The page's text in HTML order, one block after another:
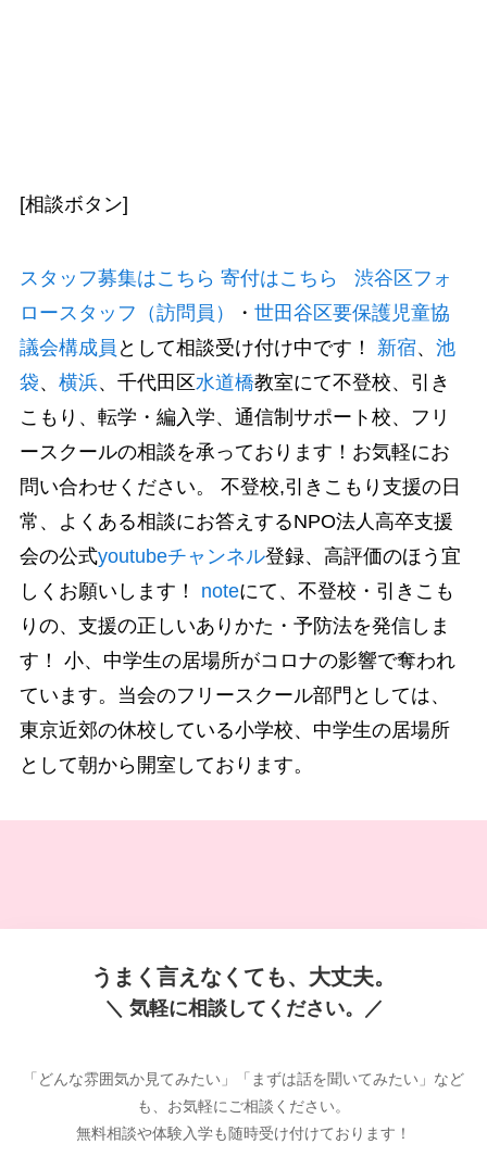
[相談ボタン]
スタッフ募集はこちら 寄付はこちら
渋谷区フォ
ロースタッフ（訪問員）
・ 世田谷区要保護児童協
議会構成員 として相談受け付け中です！ 新宿、 池
袋、 横浜、千代田区水道橋教室にて不登校、引き
こもり、転学・編入学、通信制サポート校、フリ
ースクールの相談を承っております！お気軽にお
問い合わせください。 不登校,引きこもり支援の日
常、よくある相談にお答えするNPO法人高卒支援
会の公式youtubeチャンネル登録、高評価のほう宜
しくお願いします！ noteにて、不登校・引きこも
りの、支援の正しいありかた・予防法を発信しま
す！ 小、中学生の居場所がコロナの影響で奪われ
ています。当会のフリースクール部門としては、
東京近郊の休校している小学校、中学生の居場所
として朝から開室しております。
うまく言えなくても、大丈夫。
＼ 気軽に相談してください。／
「どんな雰囲気か見てみたい」「まずは話を聞いてみたい」など
も、お気軽にご相談ください。
無料相談や体験入学も随時受け付けております！